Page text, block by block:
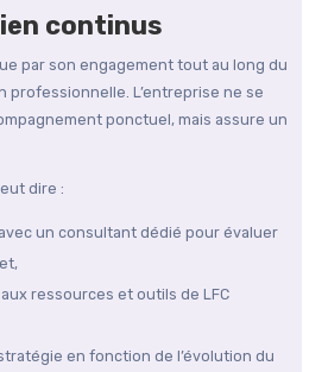
continus
par son engagement tout au long du
professionnelle. L’entreprise ne se
ponctuel, mais assure un
dire :
un consultant dédié pour évaluer
ressources et outils de LFC
en fonction de l’évolution du